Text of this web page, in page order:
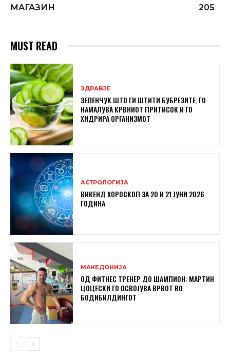
МАГАЗИН
205
MUST READ
ЗДРАВЈЕ
ЗЕЛЕНЧУК ШТО ГИ ШТИТИ БУБРЕЗИТЕ, ГО
НАМАЛУВА КРВНИОТ ПРИТИСОК И ГО
ХИДРИРА ОРГАНИЗМОТ
АСТРОЛОГИЈА
ВИКЕНД ХОРОСКОП ЗА 20 И 21 ЈУНИ 2026
ГОДИНА
МАКЕДОНИЈА
ОД ФИТНЕС ТРЕНЕР ДО ШАМПИОН: МАРТИН
ЦОЦЕСКИ ГО ОСВОЈУВА ВРВОТ ВО
БОДИБИЛДИНГОТ